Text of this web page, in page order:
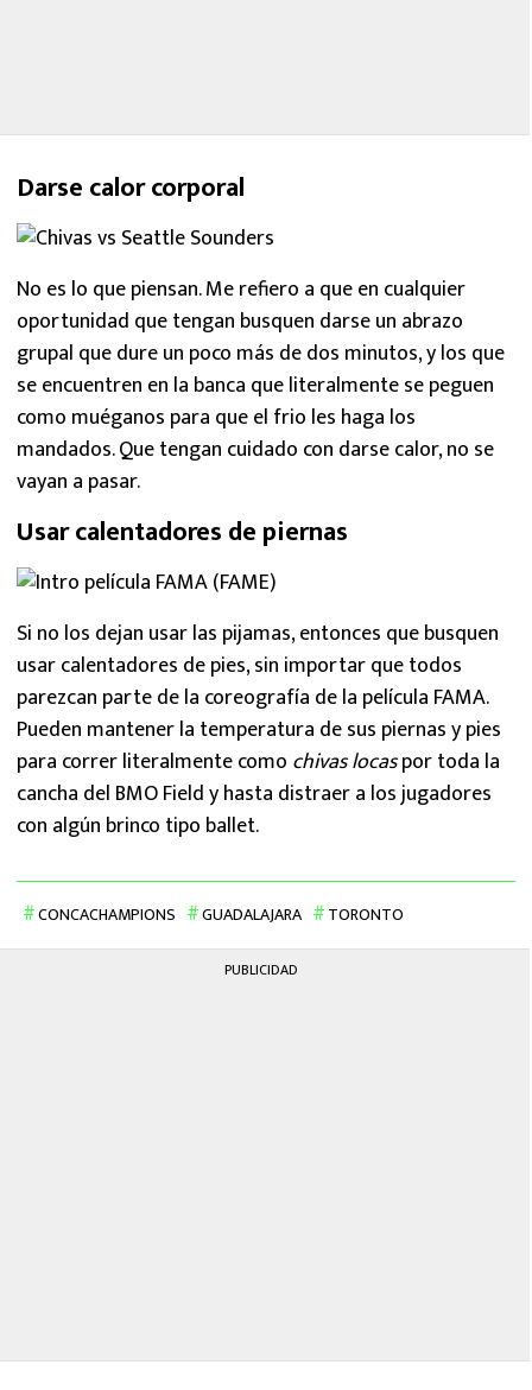
Darse calor corporal
No es lo que piensan. Me refiero a que en cualquier
oportunidad que tengan busquen darse un abrazo
grupal que dure un poco más de dos minutos, y los que
se encuentren en la banca que literalmente se peguen
como muéganos para que el frio les haga los
mandados. Que tengan cuidado con darse calor, no se
vayan a pasar.
Usar calentadores de piernas
Si no los dejan usar las pijamas, entonces que busquen
usar calentadores de pies, sin importar que todos
parezcan parte de la coreografía de la película FAMA.
Pueden mantener la temperatura de sus piernas y pies
para correr literalmente como chivas locaspor toda la
cancha del BMO Field y hasta distraer a los jugadores
con algún brinco tipo ballet.
CONCACHAMPIONS GUADALAJARA TORONTO
PUBLICIDAD